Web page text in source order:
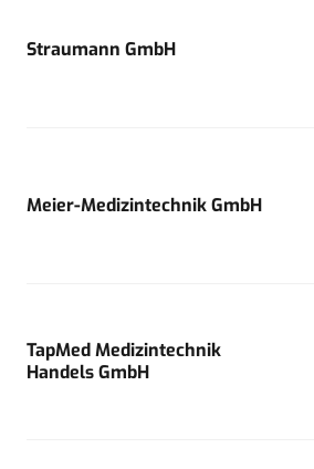
Straumann GmbH
Meier-Medizintechnik GmbH
TapMed Medizintechnik
Handels GmbH